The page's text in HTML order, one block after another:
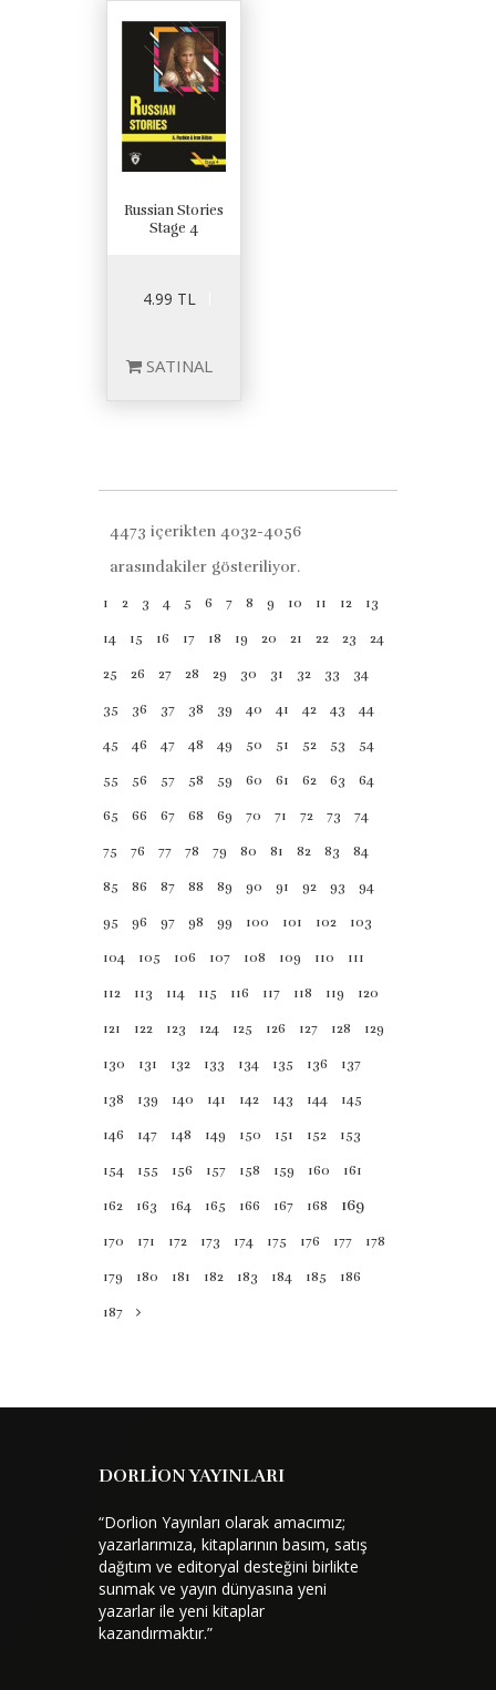
Russian Stories
Stage 4
4.99 TL
SATINAL
Bakışımlı Hikayeler
Barkod :
9786052490242
...
4473 içerikten 4032-4056
arasındakiler gösteriliyor.
1 2 3 4 5 6 7 8 9 10 11 12 13
14 15 16 17 18 19 20 21 22 23 24
25 26 27 28 29 30 31 32 33 34
35 36 37 38 39 40 41 42 43 44
45 46 47 48 49 50 51 52 53 54
55 56 57 58 59 60 61 62 63 64
65 66 67 68 69 70 71 72 73 74
75 76 77 78 79 80 81 82 83 84
85 86 87 88 89 90 91 92 93 94
95 96 97 98 99 100 101 102 103
104 105 106 107 108 109 110 111
112 113 114 115 116 117 118 119 120
121 122 123 124 125 126 127 128 129
130 131 132 133 134 135 136 137
138 139 140 141 142 143 144 145
146 147 148 149 150 151 152 153
154 155 156 157 158 159 160 161
162 163 164 165 166 167 168 169
170 171 172 173 174 175 176 177 178
179 180 181 182 183 184 185 186
187
DORLİON YAYINLARI
“Dorlion Yayınları olarak amacımız;
yazarlarımıza, kitaplarının basım, satış
dağıtım ve editoryal desteğini birlikte
sunmak ve yayın dünyasına yeni
yazarlar ile yeni kitaplar
kazandırmaktır.”